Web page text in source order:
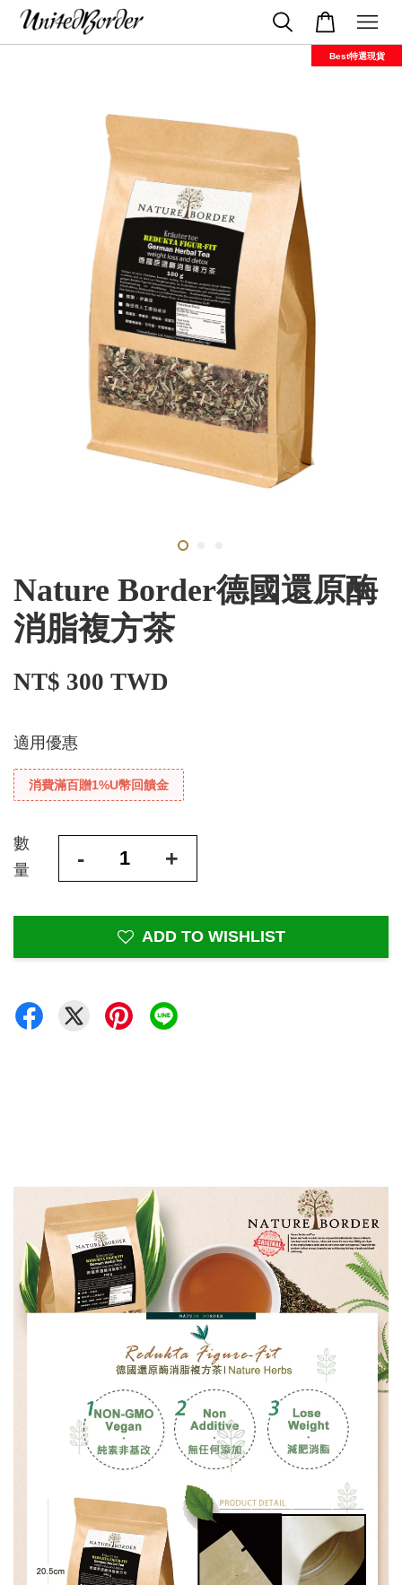
Best特選現貨
Nature Border德國還原酶
消脂複方茶
NT$ 300 TWD
適用優惠
消費滿百贈1%U幣回饋金
數
量
- +
ADD TO WISHLIST